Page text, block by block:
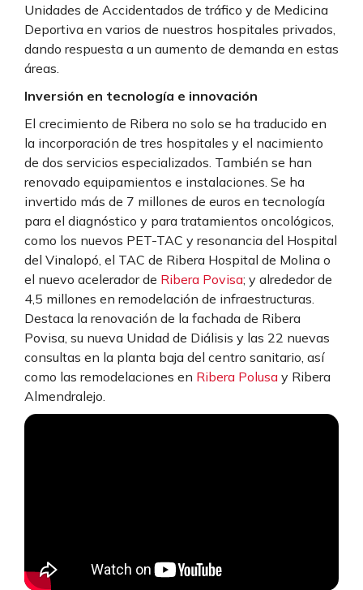
Unidades de Accidentados de tráfico y de Medicina
Deportiva en varios de nuestros hospitales privados,
dando respuesta a un aumento de demanda en estas
áreas.
Inversión en tecnología e innovación
El crecimiento de Ribera no solo se ha traducido en
la incorporación de tres hospitales y el nacimiento
de dos servicios especializados. También se han
renovado equipamientos e instalaciones. Se ha
invertido más de 7 millones de euros en tecnología
para el diagnóstico y para tratamientos oncológicos,
como los nuevos PET-TAC y resonancia del Hospital
del Vinalopó, el TAC de Ribera Hospital de Molina o
el nuevo acelerador de Ribera Povisa; y alrededor de
4,5 millones en remodelación de infraestructuras.
Destaca la renovación de la fachada de Ribera
Povisa, su nueva Unidad de Diálisis y las 22 nuevas
consultas en la planta baja del centro sanitario, así
como las remodelaciones en Ribera Polusa y Ribera
Almendralejo.